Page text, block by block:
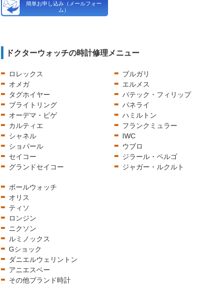
簡単お申し込み（メールフォー
ム）
ドクターウォッチの時計修理メニュー
ロレックス
オメガ
タグホイヤー
ブライトリング
オーデマ・ピゲ
カルティエ
シャネル
ショパール
セイコー
グランドセイコー
ブルガリ
エルメス
パテック・フィリップ
パネライ
ハミルトン
フランクミュラー
IWC
ウブロ
ジラール・ペルゴ
ジャガー・ルクルト
ボールウォッチ
オリス
ティソ
ロンジン
ニクソン
ルミノックス
Gショック
ダニエルウェリントン
アニエスベー
その他ブランド時計